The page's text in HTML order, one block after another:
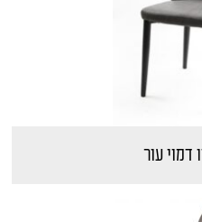
דמוי עור